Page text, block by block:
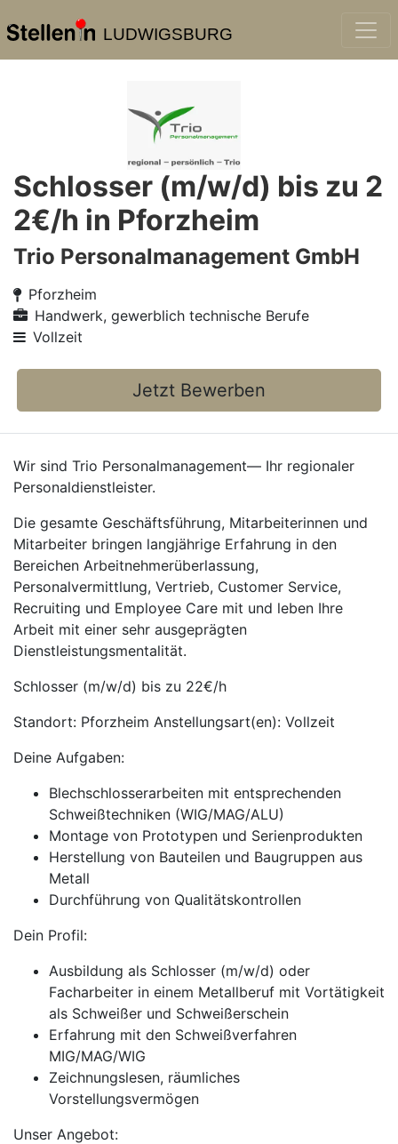
LUDWIGSBURG
Schlosser (m/w/d) bis zu 2
2€/h in Pforzheim
Trio Personalmanagement GmbH
Pforzheim
Handwerk, gewerblich technische Berufe
Vollzeit
Jetzt Bewerben
Wir sind Trio Personalmanagement— Ihr regionaler
Personaldienstleister.
Die gesamte Geschäftsführung, Mitarbeiterinnen und
Mitarbeiter bringen langjährige Erfahrung in den
Bereichen Arbeitnehmerüberlassung,
Personalvermittlung, Vertrieb, Customer Service,
Recruiting und Employee Care mit und leben Ihre
Arbeit mit einer sehr ausgeprägten
Dienstleistungsmentalität.
Schlosser (m/w/d) bis zu 22€/h
Standort: Pforzheim Anstellungsart(en): Vollzeit
Deine Aufgaben:
Blechschlosserarbeiten mit entsprechenden
Schweißtechniken (WIG/MAG/ALU)
Montage von Prototypen und Serienprodukten
Herstellung von Bauteilen und Baugruppen aus
Metall
Durchführung von Qualitätskontrollen
Dein Profil:
Ausbildung als Schlosser (m/w/d) oder
Facharbeiter in einem Metallberuf mit Vortätigkeit
als Schweißer und Schweißerschein
Erfahrung mit den Schweißverfahren
MIG/MAG/WIG
Zeichnungslesen, räumliches
Vorstellungsvermögen
Unser Angebot: